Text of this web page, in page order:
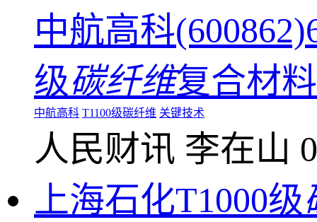
中航高科
级碳纤维复合材
中航高科 T1100级碳纤维 关键技术
人民财讯 李在山
上海石化T1000级